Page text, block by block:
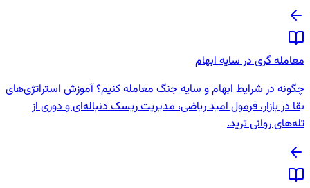
معامله گری در سایه ابهام
چگونه در شرایط ابهام و سایه جنگ معامله کنیم؟ آموزش استراتژی‌های
بقا در بازار، فرمول امید ریاضی، مدیریت ریسک دنباله‌ای و دوری از
تله‌های روانی ترید.